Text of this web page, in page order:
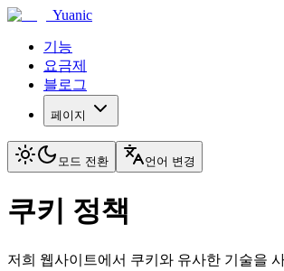
Yuanic
기능
요금제
블로그
페이지
모드 전환 언어 변경
쿠키 정책
저희 웹사이트에서 쿠키와 유사한 기술을